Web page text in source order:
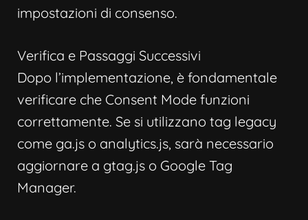
impostazioni di consenso.
Verifica e Passaggi Successivi
Dopo l’implementazione, è fondamentale
verificare che Consent Mode funzioni
correttamente. Se si utilizzano tag legacy
come ga.js o analytics.js, sarà necessario
aggiornare a gtag.js o Google Tag
Manager.